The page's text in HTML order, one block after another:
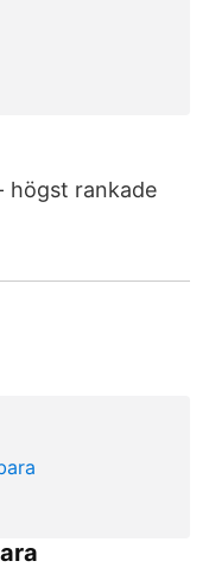
högst rankade